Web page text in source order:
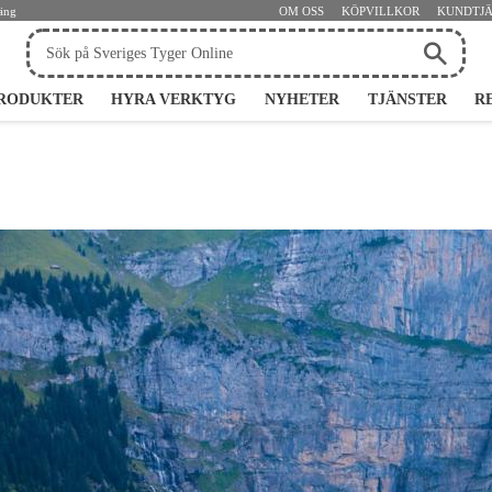
OM OSS KÖPVILLKOR
HYRA VERKTYG NYHETER TJÄNSTER